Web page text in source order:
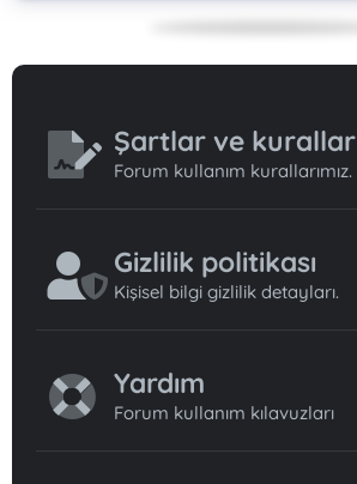
Şartlar ve kurallar
Forum kullanım kurallarımız.
Gizlilik politikası
Kişisel bilgi gizlilik detayları.
Yardım
Forum kullanım kılavuzları